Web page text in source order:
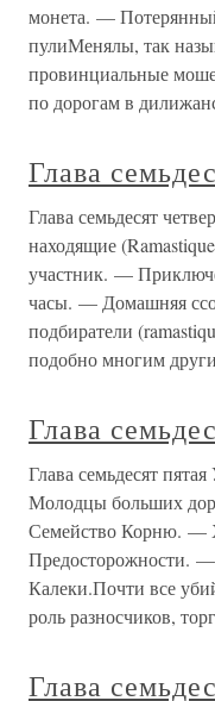
монета. —
пулиМенялы, так
провинциальные
по дорогам в
Глава
Глава семьдесят
находящие
участник. —
часы. — Домашняя
подбиратели
подобно многим
Глава
Глава семьдесят
Молодцы больших
Семейство Корню. —
Предосторожности.
Калеки.Почти все
роль разносчиков,
Глава